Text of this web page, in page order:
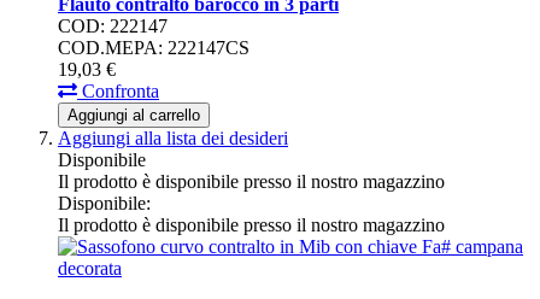
COD: 222147
COD.MEPA: 222147CS
19,03 €
Confronta
Aggiungi al carrello
Aggiungi alla lista dei desideri
Disponibile
Il prodotto è disponibile presso il nostro magazzino
Disponibile:
Il prodotto è disponibile presso il nostro magazzino